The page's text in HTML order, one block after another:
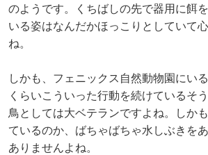
のようです。くちばしの先で器用に餌
いる姿はなんだかほっこりとしていて
ね。
しかも、フェニックス自然動物園にい
くらいこういった行動を続けているそ
鳥としては大ベテランですよね。しか
ているのか、ばちゃばちゃ水しぶきを
ありませんよね。